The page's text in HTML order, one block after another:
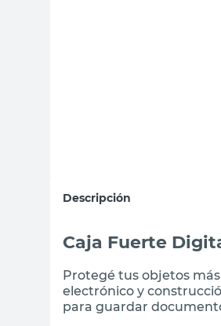
Descripción
Caja Fuerte
Protegé tus objetos
electrónico y
para guardar